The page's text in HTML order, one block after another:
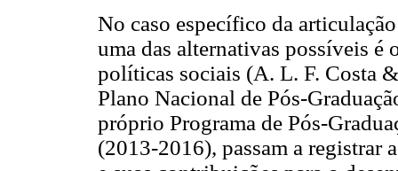
No caso específico da
uma das alternativas possíveis é
políticas sociais (A. L. F. Costa
Plano Nacional de Pós-
próprio Programa de Pós-
(2013-2016), passam a registrar